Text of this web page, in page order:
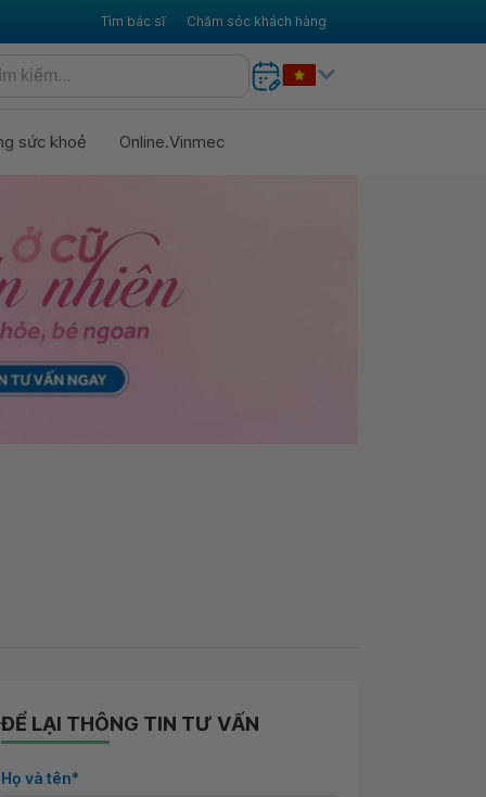
Tìm bác sĩ Chăm sóc khách hàng
sức khoẻ Online.Vinmec
ĐỂ LẠI THÔNG TIN TƯ VẤN
Họ và tên*